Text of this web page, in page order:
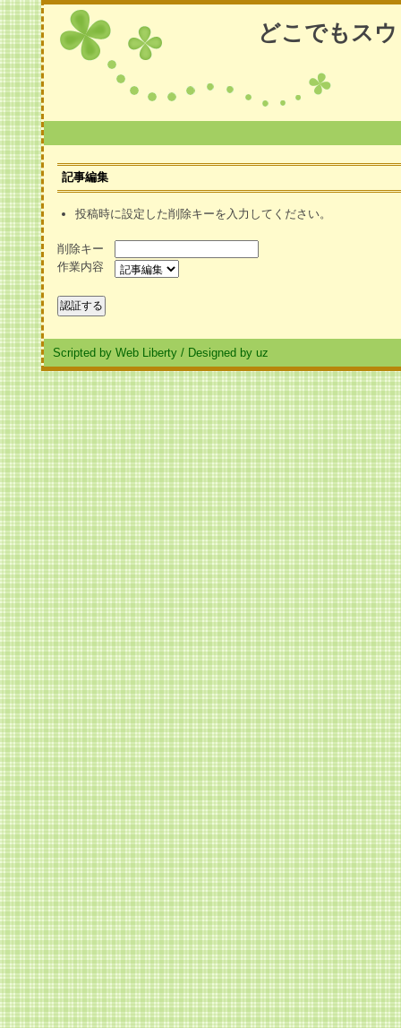
どこでもス
記事編集
投稿時に設定した削除キーを入力してください。
削除キー
作業内容
Scripted by Web Liberty / Designed by uz